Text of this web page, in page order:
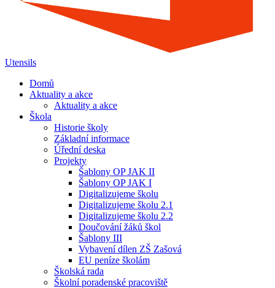
Utensils
Domů
Aktuality a akce
Aktuality a akce
Škola
Historie školy
Základní informace
Úřední deska
Projekty
Šablony OP JAK II
Šablony OP JAK I
Digitalizujeme školu
Digitalizujeme školu 2.1
Digitalizujeme školu 2.2
Doučování žáků škol
Šablony III
Vybavení dílen ZŠ Zašová
EU peníze školám
Školská rada
Školní poradenské pracoviště